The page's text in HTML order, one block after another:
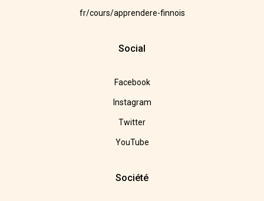
fr/cours/apprendere-finnois
Social
Facebook
Instagram
Twitter
YouTube
Société